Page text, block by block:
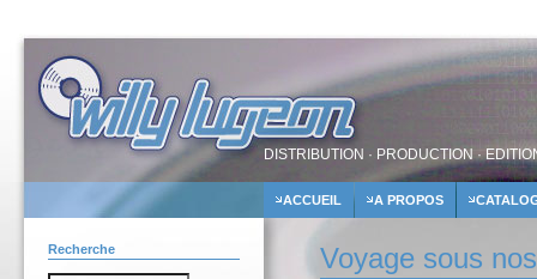
DISTRIBUTION · PRODUCTION ·
ACCUEIL A PROPOS
Recherche Voyage sous